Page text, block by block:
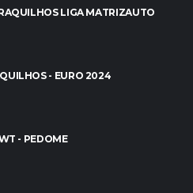
LIGA MATRIZAUTO
- EURO 2024
- PEDOME